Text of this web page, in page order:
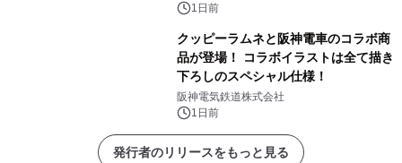
1日前
クッピーラムネと阪神電車のコラボ商
品が登場！ コラボイラストは全て描き
下ろしのスペシャル仕様！
阪神電気鉄道株式会社
1日前
発行者のリリースをもっと見る